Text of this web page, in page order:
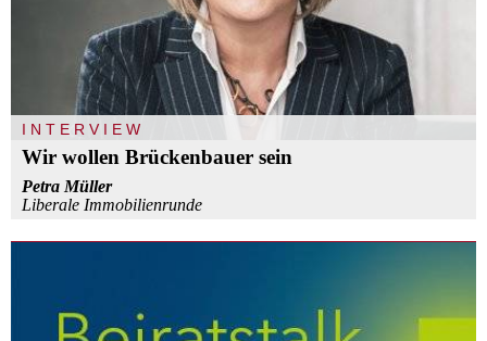
INTERVIEW
Wir wollen Brückenbauer sein
Petra Müller
Liberale Immobilienrunde